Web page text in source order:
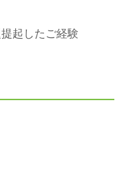
起したご経験